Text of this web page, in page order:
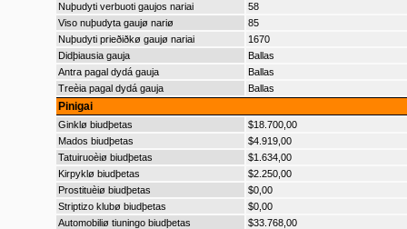
Nuþudyti verbuoti gaujos nariai
58
Viso nuþudyta gaujø nariø
85
Nuþudyti prieðiðkø gaujø nariai
1670
Didþiausia gauja
Ballas
Antra pagal dydá gauja
Ballas
Treèia pagal dydá gauja
Ballas
Pinigai
Ginklø biudþetas
$18.700,00
Mados biudþetas
$4.919,00
Tatuiruoèiø biudþetas
$1.634,00
Kirpyklø biudþetas
$2.250,00
Prostituèiø biudþetas
$0,00
Striptizo klubø biudþetas
$0,00
Automobiliø tiuningo biudþetas
$33.768,00